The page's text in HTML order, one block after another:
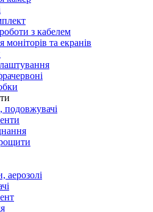
з кабелем
та екранів
аерозолі